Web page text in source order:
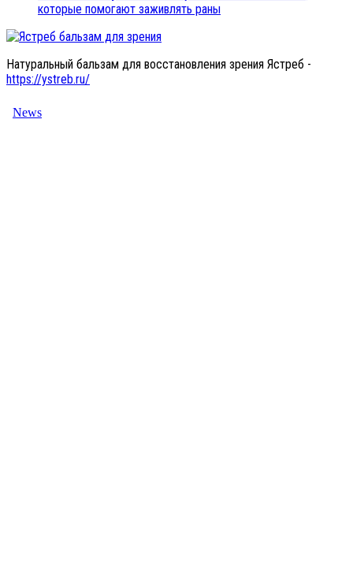
которые помогают заживлять раны
Натуральный бальзам для восстановления зрения Ястреб -
https://ystreb.ru/